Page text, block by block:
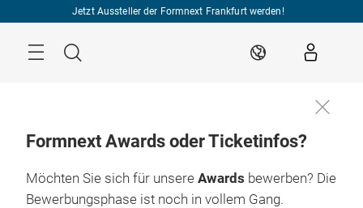
Jetzt Aussteller der Formnext Frankfurt werden!
Suche DE
Formnext Awards oder Ticketinfos?
Möchten Sie sich für unsere Awards bewerben? Die
Bewerbungsphase ist noch in vollem Gang.